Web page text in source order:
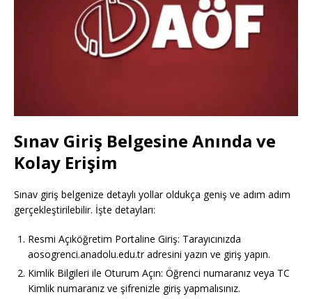
Sınav Giriş Belgesine Anında ve
Kolay Erişim
Sınav giriş belgenize detaylı yollar oldukça geniş ve adım adım
gerçekleştirilebilir. İşte detayları:
Resmi Açıköğretim Portaline Giriş: Tarayıcınızda
aosogrenci.anadolu.edu.tr adresini yazın ve giriş yapın.
Kimlik Bilgileri ile Oturum Açın: Öğrenci numaranız veya TC
Kimlik numaranız ve şifrenizle giriş yapmalısınız.